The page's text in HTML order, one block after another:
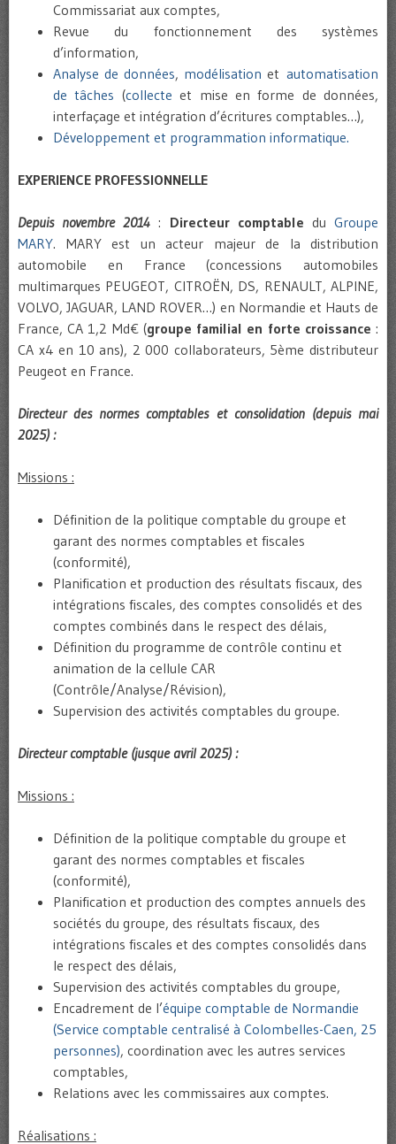
Commissariat aux comptes,
Revue du fonctionnement des systèmes
d’information,
Analyse de données, modélisation et automatisation
de tâches (collecte et mise en forme de données,
interfaçage et intégration d’écritures comptables…),
Développement et programmation informatique.
EXPERIENCE PROFESSIONNELLE
Depuis novembre 2014 : Directeur comptable duGroupe
MARY. MARY est un acteur majeur de la distribution
automobile en France (concessions automobiles
multimarques PEUGEOT, CITROËN, DS, RENAULT, ALPINE,
VOLVO, JAGUAR, LAND ROVER…) en Normandie et Hauts de
France, CA 1,2 Md€ (groupe familial en forte croissance :
CA x4 en 10 ans), 2 000 collaborateurs, 5ème distributeur
Peugeot en France.
Directeur des normes comptables et consolidation (depuis mai
2025) :
Missions :
Définition de la politique comptable du groupe et
garant des normes comptables et fiscales
(conformité),
Planification et production des résultats fiscaux, des
intégrations fiscales, des comptes consolidés et des
comptes combinés dans le respect des délais,
Définition du programme de contrôle continu et
animation de la cellule CAR
(Contrôle/Analyse/Révision),
Supervision des activités comptables du groupe.
Directeur comptable (jusque avril 2025) :
Missions :
Définition de la politique comptable du groupe et
garant des normes comptables et fiscales
(conformité),
Planification et production des comptes annuels des
sociétés du groupe, des résultats fiscaux, des
intégrations fiscales et des comptes consolidés dans
le respect des délais,
Supervision des activités comptables du groupe,
Encadrement de l’équipe comptable de Normandie
(Service comptable centralisé à Colombelles-Caen, 25
personnes), coordination avec les autres services
comptables,
Relations avec les commissaires aux comptes.
Réalisations :